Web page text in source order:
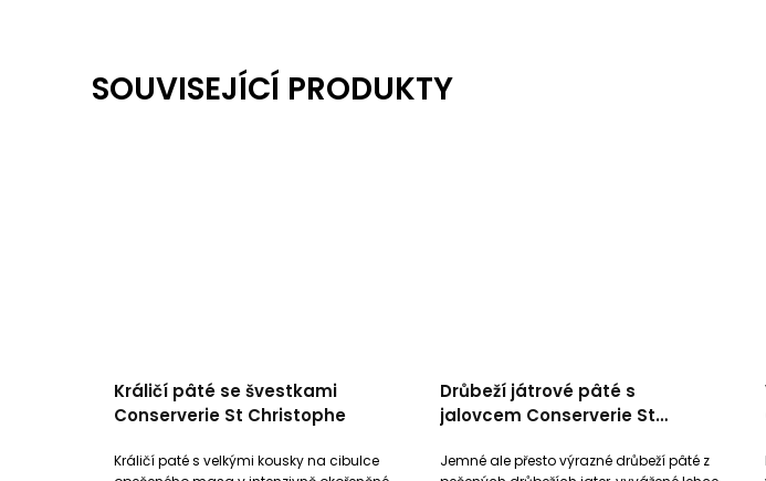
SOUVISEJÍCÍ PRODUKTY
Králičí pâté se švestkami
Conserverie St Christophe
Králičí paté s velkými kousky na cibulce
Drůbeží játrové pâté s
jalovcem Conserverie St
Jemné ale přesto výrazné drůbeží pâté z